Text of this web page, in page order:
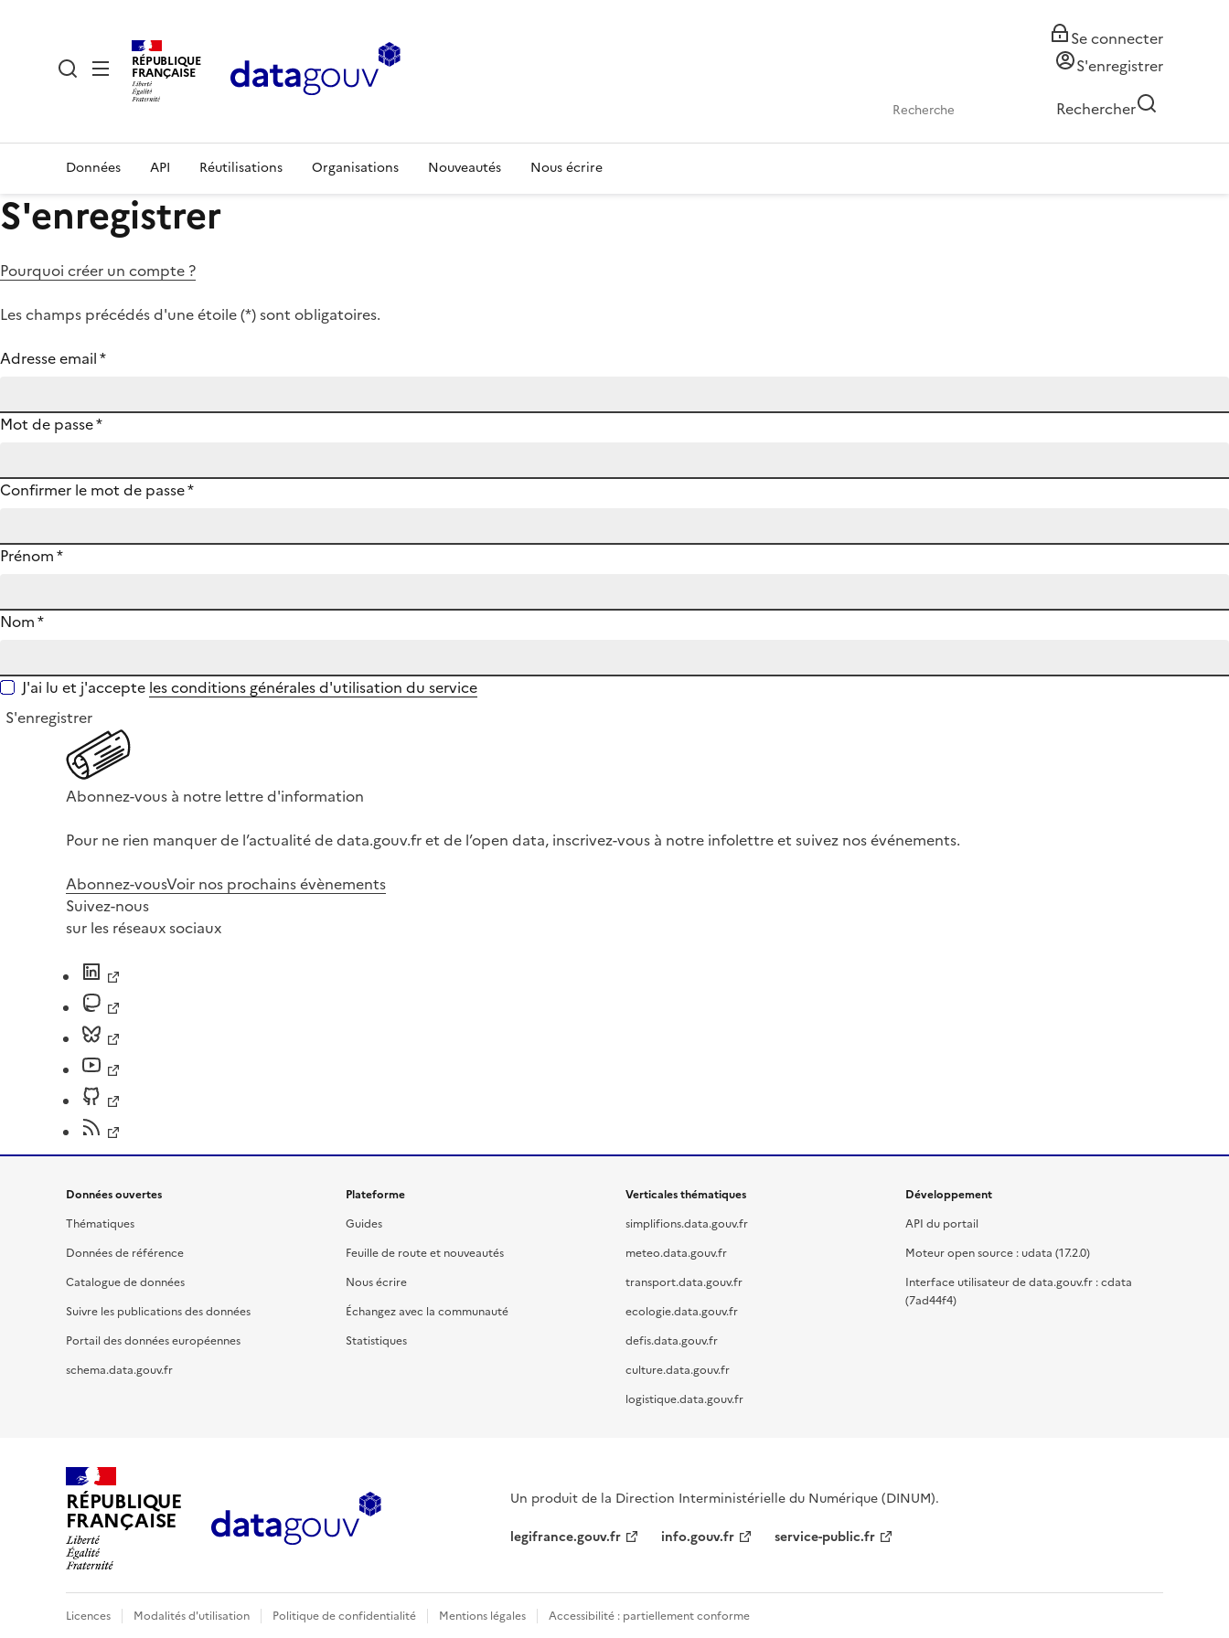
RÉPUBLIQUE
FRANÇAISE
Se connecter
S'enregistrer
Rechercher
Données API Réutilisations Organisations Nouveautés Nous écrire
S'enregistrer
Pourquoi créer un compte ?
Les champs précédés d'une étoile (*) sont obligatoires.
Adresse email*
Mot de passe*
Confirmer le mot de passe*
Prénom*
Nom*
J'ai lu et j'accepte les conditions générales d'utilisation du service
S'enregistrer
Abonnez-vous à notre lettre d'information
Pour ne rien manquer de l’actualité de data.gouv.fr et de l’open data, inscrivez-vous à notre infolettre et suivez nos événements.
Abonnez-vousVoir nos prochains évènements
Suivez-nous
sur les réseaux sociaux
Données ouvertes
Thématiques
Données de référence
Catalogue de données
Suivre les publications des données
Portail des données européennes
schema.data.gouv.fr
Plateforme
Guides
Feuille de route et nouveautés
Nous écrire
Échangez avec la communauté
Statistiques
Verticales thématiques
simplifions.data.gouv.fr
meteo.data.gouv.fr
transport.data.gouv.fr
ecologie.data.gouv.fr
defis.data.gouv.fr
culture.data.gouv.fr
logistique.data.gouv.fr
Développement
API du portail
Moteur open source : udata (17.2.0)
Interface utilisateur de data.gouv.fr : cdata
(7ad44f4)
RÉPUBLIQUE
FRANÇAISE
Un produit de la Direction Interministérielle du Numérique (DINUM).
legifrance.gouv.fr
info.gouv.fr service-public.fr
Licences Modalités d'utilisation Politique de confidentialité Mentions légales Accessibilité : partiellement conforme